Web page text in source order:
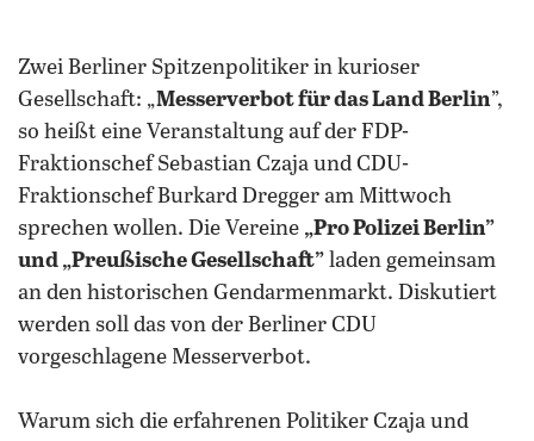
Zwei Berliner Spitzenpolitiker in kurioser
Gesellschaft: „Messerverbot für das Land Berlin”,
so heißt eine Veranstaltung auf der FDP-
Fraktionschef Sebastian Czaja und CDU-
Fraktionschef Burkard Dregger am Mittwoch
sprechen wollen. Die Vereine „Pro Polizei Berlin”
und „Preußische Gesellschaft” laden gemeinsam
an den historischen Gendarmenmarkt. Diskutiert
werden soll das von der Berliner CDU
vorgeschlagene Messerverbot.
Warum sich die erfahrenen Politiker Czaja und